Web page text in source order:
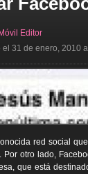
Editor
el 31 de enero, 2010
red social
Por otro lado,
que está